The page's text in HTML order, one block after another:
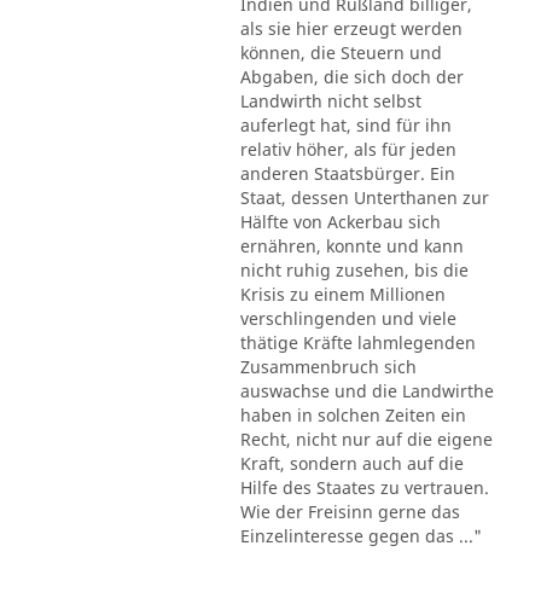
als sie hier erzeugt werden
können, die Steuern und
Abgaben, die sich doch der
Landwirth nicht selbst
auferlegt hat, sind für ihn
relativ höher, als für jeden
anderen Staatsbürger. Ein
Staat, dessen Unterthanen zur
Hälfte von Ackerbau sich
ernähren, konnte und kann
nicht ruhig zusehen, bis die
Krisis zu einem Millionen
verschlingenden und viele
thätige Kräfte lahmlegenden
Zusammenbruch sich
auswachse und die Landwirthe
haben in solchen Zeiten ein
Recht, nicht nur auf die eigene
Kraft, sondern auch auf die
Hilfe des Staates zu vertrauen.
Wie der Freisinn gerne das
Einzelinteresse gegen das ..."